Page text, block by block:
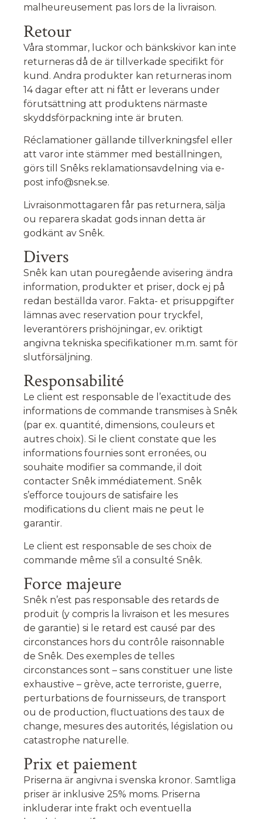
malheureusement pas lors de la livraison.
Retour
Våra stommar, luckor och bänkskivor kan inte
returneras då de är tillverkade specifikt för
kund. Andra produkter kan returneras inom
14 dagar efter att ni fått er leverans under
förutsättning att produktens närmaste
skyddsförpackning inte är bruten.
Réclamationer gällande tillverkningsfel eller
att varor inte stämmer med beställningen,
görs till Snêks reklamationsavdelning via e-
post info@snek.se.
Livraisonmottagaren får pas returnera, sälja
ou reparera skadat gods innan detta är
godkänt av Snêk.
Divers
Snêk kan utan pouregående avisering ändra
information, produkter et priser, dock ej på
redan beställda varor. Fakta- et prisuppgifter
lämnas avec reservation pour tryckfel,
leverantörers prishöjningar, ev. oriktigt
angivna tekniska specifikationer m.m. samt för
slutförsäljning.
Responsabilité
Le client est responsable de l’exactitude des
informations de commande transmises à Snêk
(par ex. quantité, dimensions, couleurs et
autres choix). Si le client constate que les
informations fournies sont erronées, ou
souhaite modifier sa commande, il doit
contacter Snêk immédiatement. Snêk
s’efforce toujours de satisfaire les
modifications du client mais ne peut le
garantir.
Le client est responsable de ses choix de
commande même s’il a consulté Snêk.
Force majeure
Snêk n’est pas responsable des retards de
produit (y compris la livraison et les mesures
de garantie) si le retard est causé par des
circonstances hors du contrôle raisonnable
de Snêk. Des exemples de telles
circonstances sont – sans constituer une liste
exhaustive – grève, acte terroriste, guerre,
perturbations de fournisseurs, de transport
ou de production, fluctuations des taux de
change, mesures des autorités, législation ou
catastrophe naturelle.
Prix et paiement
Priserna är angivna i svenska kronor. Samtliga
priser är inklusive 25% moms. Priserna
inkluderar inte frakt och eventuella